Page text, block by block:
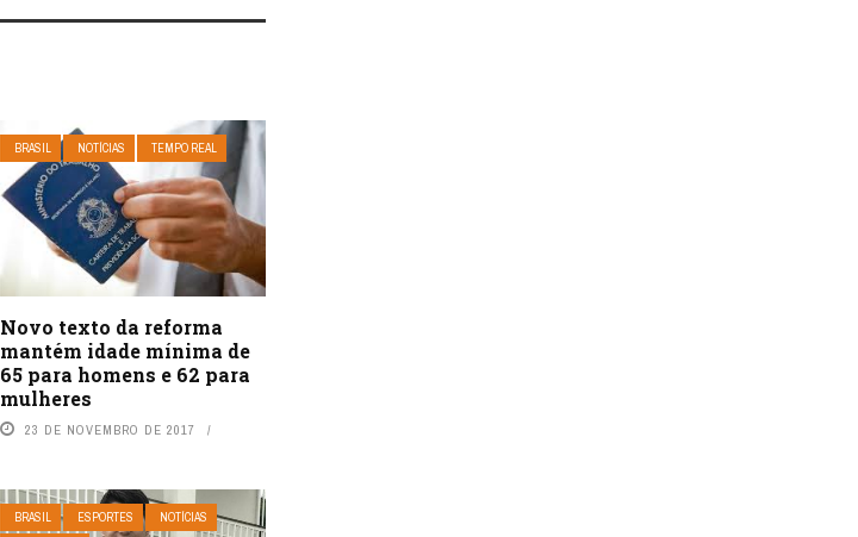
BRASIL NOTÍCIAS TEMPO REAL
Novo texto da reforma
mantém idade mínima de
65 para homens e 62 para
mulheres
23 DE NOVEMBRO DE 2017
BRASIL ESPORTES NOTÍCIAS